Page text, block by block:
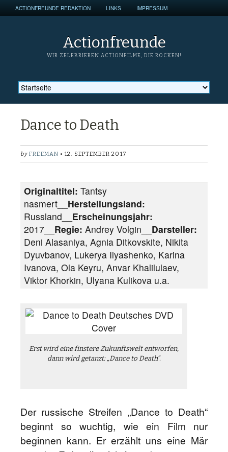
ACTIONFREUNDE REDAKTION LINKS IMPRESSUM
Actionfreunde
WIR ZELEBRIEREN ACTIONFILME, DIE ROCKEN!
Dance to Death
by FREEMAN • 12. SEPTEMBER 2017
Originaltitel: Tantsy
nasmert__ Herstellungsland:
Russland__ Erscheinungsjahr:
2017__ Regie: Andrey Volgin__ Darsteller:
Deni Alasaniya, Agnia Ditkovskite, Nikita
Dyuvbanov, Lukerya Ilyashenko, Karina
Ivanova, Ola Keyru, Anvar Khalilulaev,
Viktor Khorkin, Ulyana Kulikova u.a.
Erst wird eine finstere Zukunftswelt entworfen,
dann wird getanzt: „Dance to Death“.
Der russische Streifen „Dance to Death“
beginnt so wuchtig, wie ein Film nur
beginnen kann. Er erzählt uns eine Mär